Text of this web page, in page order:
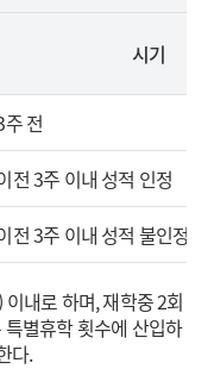
시기
전
전 3주 이내 성적 인정
전 3주 이내 성적 불인정
내로 하며, 재학중 2회
별휴학 횟수에 산입하
다.